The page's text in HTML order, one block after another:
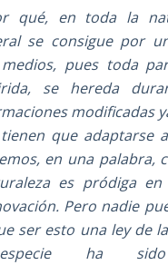
qué, en toda la
se consigue por
pues toda
se hereda
modificadas
que adaptarse
en una palabra,
es pródiga en
Pero nadie
ser esto una ley de
ha sido